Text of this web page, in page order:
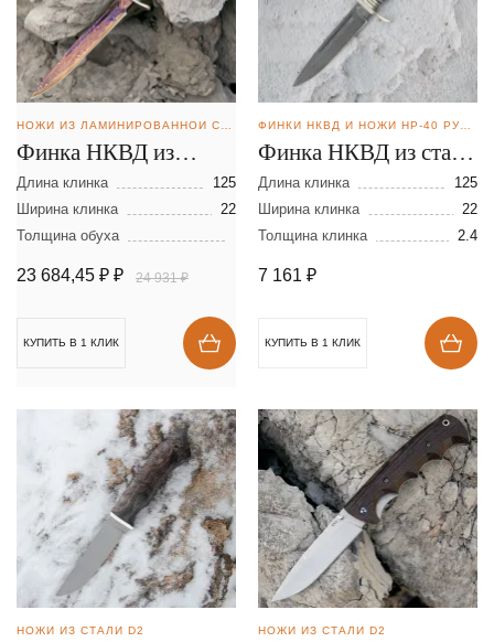
НОЖИ ИЗ ЛАМИНИРОВАННОЙ СТАЛИ
Финка НКВД из
ламинированной
стали
Длина клинка
125
Ширина клинка
22
Толщина обуха
23 684,45 ₽ ₽ 24 931 ₽
КУПИТЬ В 1 КЛИК
ФИНКИ НКВД И НОЖИ НР-40 РУЧНОЙ КОВКИ
Финка НКВД из стали
D2
Длина клинка
125
Ширина клинка
22
Толщина клинка
2.4
7 161 ₽
КУПИТЬ В 1 КЛИК
НОЖИ ИЗ СТАЛИ D2 НОЖИ ИЗ СТАЛИ D2